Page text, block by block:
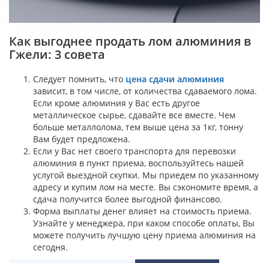
Как выгоднее продать лом алюминия в
Гжели: 3 совета
Следует помнить, что цена сдачи алюминия
зависит, в том числе, от количества сдаваемого лома.
Если кроме алюминия у Вас есть другое
металлическое сырье, сдавайте все вместе. Чем
больше металлолома, тем выше цена за 1кг, тонну
Вам будет предложена.
Если у Вас нет своего транспорта для перевозки
алюминия в пункт приема, воспользуйтесь нашей
услугой выездной скупки. Мы приедем по указанному
адресу и купим лом на месте. Вы сэкономите время, а
сдача получится более выгодной финансово.
Форма выплаты денег влияет на стоимость приема.
Узнайте у менеджера, при каком способе оплаты, Вы
можете получить лучшую цену приема алюминия на
сегодня.